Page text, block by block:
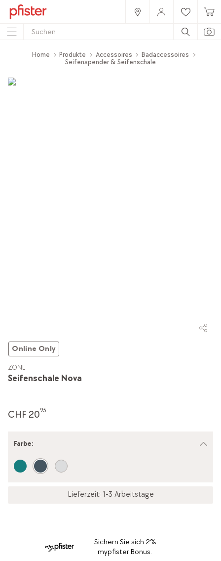
Home Produkte Accessoires
Badaccessoires
Seifenspender & Seifenschale
Online Only
Seifenschale Nova
ZONE
CHF 2095
Farbe:
Lieferzeit: 1-3 Arbeitstage
Sichern Sie sich 2%
mypfister Bonus.